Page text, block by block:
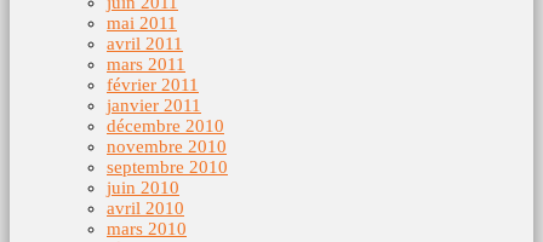
mai 2011
avril 2011
mars 2011
février 2011
janvier 2011
décembre 2010
novembre 2010
septembre 2010
juin 2010
avril 2010
mars 2010